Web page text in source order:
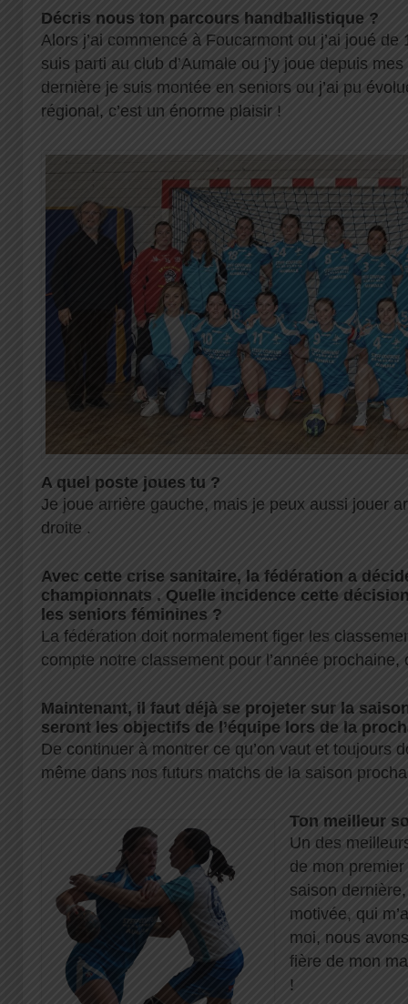
Décris nous ton parcours handballistique ?
Alors j’ai commencé à Foucarmont ou j’ai joué
suis parti au club d’Aumale ou j’y joue depuis mes
dernière je suis montée en seniors ou j’ai pu
régional, c’est un énorme plaisir !
A quel poste joues tu ?
Je joue arrière gauche, mais je peux aussi jouer
droite .
Avec cette crise sanitaire, la fédération a
championnats . Quelle incidence cette
les seniors féminines ?
La fédération doit normalement figer les
compte notre classement pour l’année
Maintenant, il faut déjà se projeter sur la
seront les objectifs de l’équipe lors de la
De continuer à montrer ce qu’on vaut et toujours
même dans nos futurs matchs de la saison
Ton meilleur
Un des
de mon
saison
motivée, qui
moi, nous
fière de mon
!